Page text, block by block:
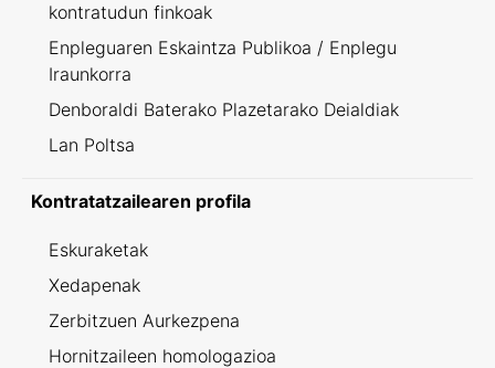
kontratudun finkoak
Enpleguaren Eskaintza Publikoa / Enplegu
Iraunkorra
Denboraldi Baterako Plazetarako Deialdiak
Lan Poltsa
Kontratatzailearen profila
Eskuraketak
Xedapenak
Zerbitzuen Aurkezpena
Hornitzaileen homologazioa